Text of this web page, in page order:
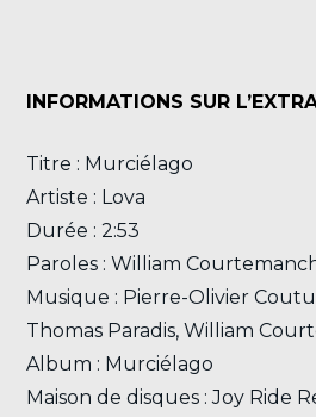
INFORMATIONS SUR
Titre : Murciélago
Artiste : Lova
Durée : 2:53
Paroles : William
Musique : Pierre-Olivier
Thomas Paradis, William
Album : Murciélago
Maison de disques : Joy Ride